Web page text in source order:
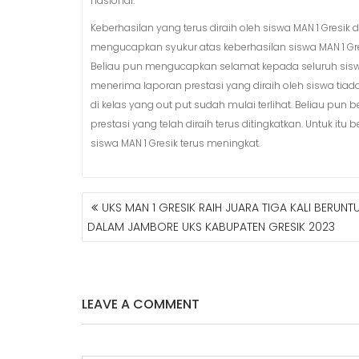
Keberhasilan yang terus diraih oleh siswa MAN 1 Gresik
mengucapkan syukur atas keberhasilan siswa MAN 1
Beliau pun mengucapkan selamat kepada seluruh
menerima laporan prestasi yang diraih oleh siswa
di kelas yang out put sudah mulai terlihat. Beliau pun
prestasi yang telah diraih terus ditingkatkan. Untuk
siswa MAN 1 Gresik terus meningkat.
N
A
A
S
UKS MAN 1 GRESIK RAIH JUARA TIGA KALI
DALAM JAMBORE UKS KABUPATEN GRESIK 2023
LEAVE A COMMENT